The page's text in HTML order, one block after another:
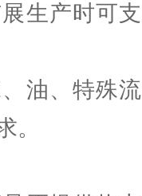
生产时可
油、特殊
。